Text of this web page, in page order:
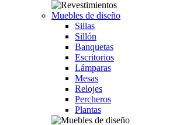
Muebles de diseño
Sillas
Sillón
Banquetas
Escritorios
Lámparas
Mesas
Relojes
Percheros
Plantas